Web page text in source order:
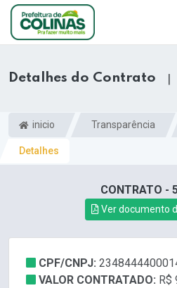
Detalhes do Contrato |
inicio Transparência
Detalhes
CONTRATO -
Ver documento
CPF/CNPJ:
VALOR CONTRATADO: R$